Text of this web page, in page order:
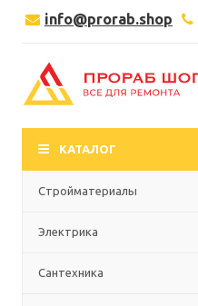
info@prorab.shop
КАТАЛОГ
Стройматериалы
Электрика
Сантехника